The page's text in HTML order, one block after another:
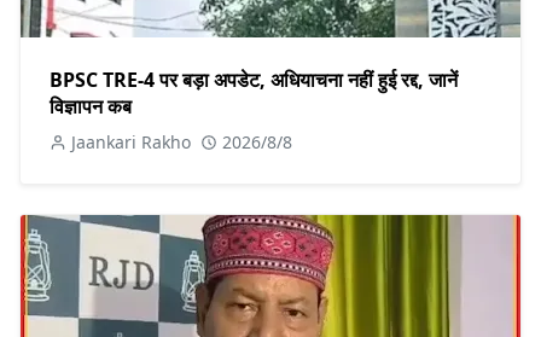
BPSC TRE-4 पर बड़ा अपडेट, अधियाचना नहीं हुई रद्द, जानें
विज्ञापन कब
Jaankari Rakho 2026/8/8